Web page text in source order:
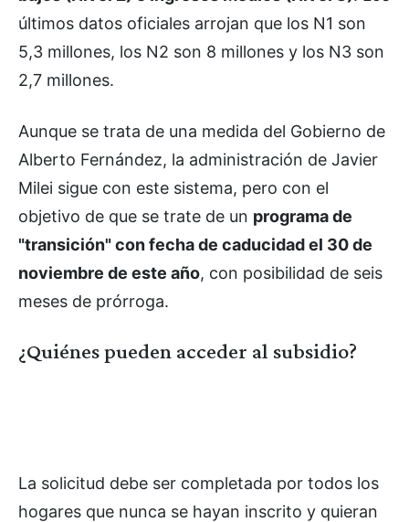
últimos datos oficiales arrojan que los N1 son
5,3 millones, los N2 son 8 millones y los N3 son
2,7 millones.
Aunque se trata de una medida del Gobierno de
Alberto Fernández, la administración de Javier
Milei sigue con este sistema, pero con el
objetivo de que se trate de un programa de
"transición" con fecha de caducidad el 30 de
noviembre de este año, con posibilidad de seis
meses de prórroga.
¿Quiénes pueden acceder al subsidio?
La solicitud debe ser completada por todos los
hogares que nunca se hayan inscrito y quieran